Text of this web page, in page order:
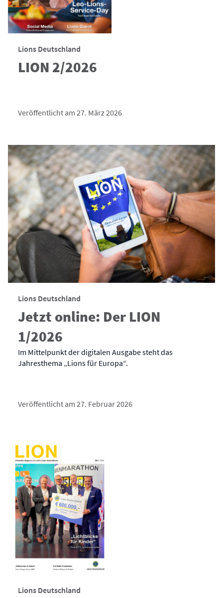
Lions Deutschland
LION 2/2026
Veröffentlicht am 27. März 2026
Lions Deutschland
Jetzt online: Der LION
1/2026
Im Mittelpunkt der digitalen Ausgabe steht das
Jahresthema „Lions für Europa“.
Veröffentlicht am 27. Februar 2026
Lions Deutschland